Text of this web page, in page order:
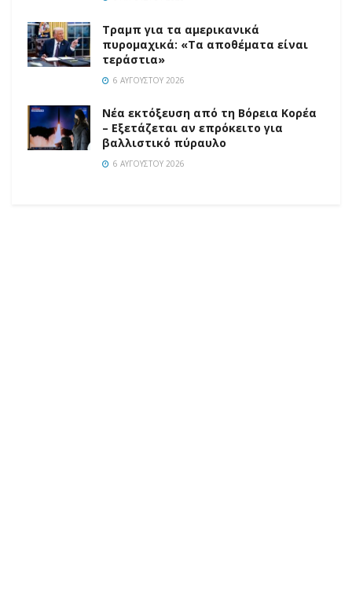
Τραμπ για τα αμερικανικά
πυρομαχικά: «Τα αποθέματα είναι
τεράστια»
6 ΑΥΓΟΎΣΤΟΥ 2026
Νέα εκτόξευση από τη Βόρεια Κορέα
– Εξετάζεται αν επρόκειτο για
βαλλιστικό πύραυλο
6 ΑΥΓΟΎΣΤΟΥ 2026